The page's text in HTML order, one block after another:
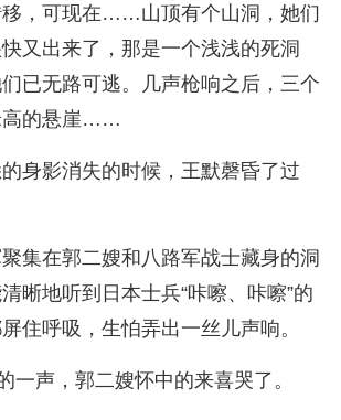
移，可现在……山顶有个山洞，她们
又出来了，那是一个浅浅的死洞
已无路可逃。几声枪响之后，三个
高的悬崖……
身影消失的时候，王默磬昏了过
集在郭二嫂和八路军战士藏身的洞
晰地听到日本士兵“咔嚓、咔嚓”的
住呼吸，生怕弄出一丝儿声响。
一声，郭二嫂怀中的来喜哭了。